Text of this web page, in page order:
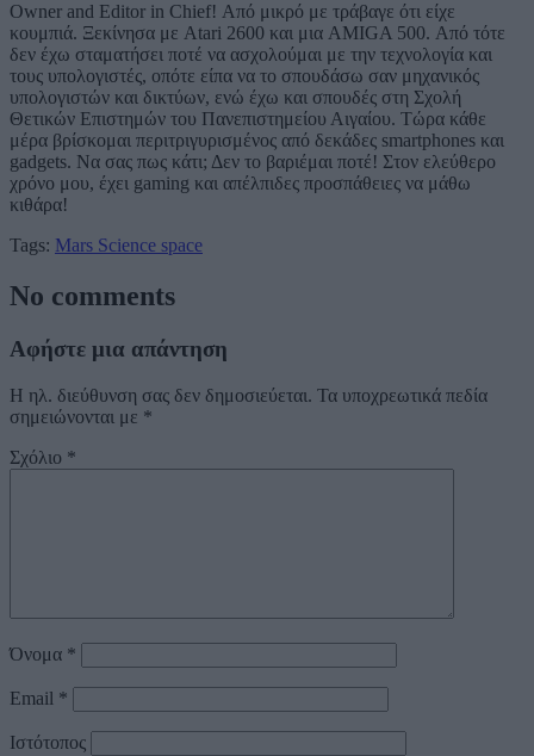
Owner and Editor in Chief! Από μικρό με τράβαγε ότι είχε
κουμπιά. Ξεκίνησα με Atari 2600 και μια AMIGA 500. Από τότε
δεν έχω σταματήσει ποτέ να ασχολούμαι με την τεχνολογία και
τους υπολογιστές, οπότε είπα να το σπουδάσω σαν μηχανικός
υπολογιστών και δικτύων, ενώ έχω και σπουδές στη Σχολή
Θετικών Επιστημών του Πανεπιστημείου Αιγαίου. Τώρα κάθε
μέρα βρίσκομαι περιτριγυρισμένος από δεκάδες smartphones και
gadgets. Να σας πως κάτι; Δεν το βαριέμαι ποτέ! Στον ελεύθερο
χρόνο μου, έχει gaming και απέλπιδες προσπάθειες να μάθω
κιθάρα!
Tags: Mars Science space
No comments
Αφήστε μια απάντηση
Η ηλ. διεύθυνση σας δεν δημοσιεύεται. Τα υποχρεωτικά πεδία
σημειώνονται με *
Σχόλιο *
Όνομα *
Email *
Ιστότοπος